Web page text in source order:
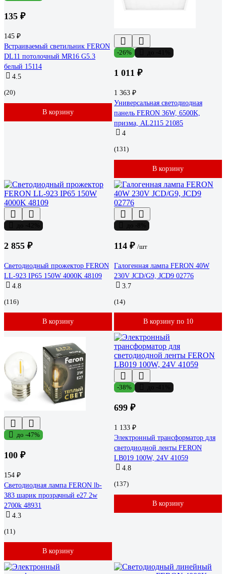
135 ₽
145 ₽
Встраиваемый светильник FERON
DL11 потолочный MR16 G5.3
белый 15114
4.5
(20)
В корзину
-26%
1 011 ₽
1 363 ₽
Универсальная светодиодная
панель FERON 36W, 6500K,
призма, AL2115 21085
4
(131)
В корзину
2 855 ₽
Светодиодный прожектор FERON
LL-923 IP65 150W 4000K 48109
4.8
(116)
В корзину
114 ₽ /шт
Галогенная лампа FERON 40W
230V JCD/G9, JCD9 02776
3.7
(14)
В корзину по 10
до -47%
100 ₽
154 ₽
Светодиодная лампа FERON lb-
383 шарик прозрачный e27 2w
2700k 48931
4.3
(11)
В корзину
-38%
699 ₽
1 133 ₽
Электронный трансформатор для
светодиодной ленты FERON
LB019 100W, 24V 41059
4.8
(137)
В корзину